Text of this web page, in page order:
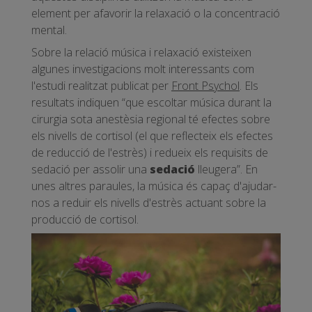
element per afavorir la relaxació o la concentració
mental.
Sobre la relació música i relaxació existeixen
algunes investigacions molt interessants com
l'estudi realitzat publicat per Front Psychol. Els
resultats indiquen “que escoltar música durant la
cirurgia sota anestèsia regional té efectes sobre
els nivells de cortisol (el que reflecteix els efectes
de reducció de l'estrès) i redueix els requisits de
sedació per assolir una sedació lleugera”. En
unes altres paraules, la música és capaç d'ajudar-
nos a reduir els nivells d'estrès actuant sobre la
producció de cortisol.